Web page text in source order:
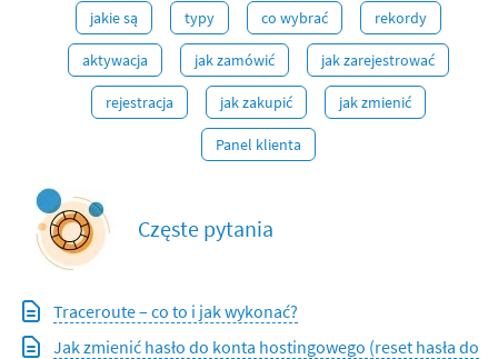
jakie są typy co wybrać rekordy
aktywacja jak zamówić jak zarejestrować
rejestracja jak zakupić jak zmienić
Panel klienta
Częste pytania
Traceroute – co to i jak wykonać?
Jak zmienić hasło do konta hostingowego (reset hasła do